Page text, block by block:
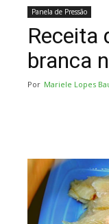
Panela de Pressão
Receita
branca
Por Mariele Lopes